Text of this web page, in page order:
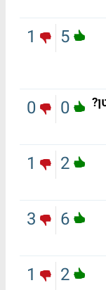
5
1
0
0
2
1
6
3
2
1